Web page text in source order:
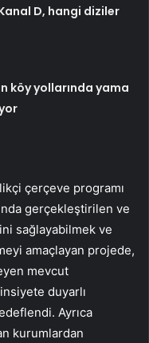
Kanal D, hangi diziler
köy yollarında yama
çerçeve programı
gerçekleştirilen ve
sağlayabilmek ve
amaçlayan projede,
mevcut
duyarlı
Ayrıca
kurumlardan